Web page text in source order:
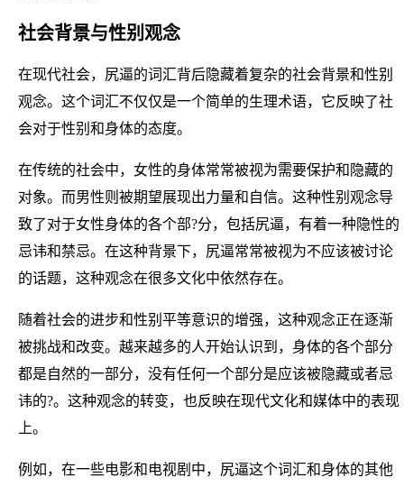
社会背景与性别观念
在现代社会，尻逼的词汇背后隐藏着复杂的社会背景和性别
观念。这个词汇不仅仅是一个简单的生理术语，它反映了社
会对于性别和身体的态度。
在传统的社会中，女性的身体常常被视为需要保护和隐藏的
对象。而男性则被期望展现出力量和自信。这种性别观念导
致了对于女性身体的各个部?分，包括尻逼，有着一种隐性的
忌讳和禁忌。在这种背景下，尻逼常常被视为不应该被讨论
的话题，这种观念在很多文化中依然存在。
随着社会的进步和性别平等意识的增强，这种观念正在逐渐
被挑战和改变。越来越多的人开始认识到，身体的各个部分
都是自然的一部分，没有任何一个部分是应该被隐藏或者忌
讳的?。这种观念的转变，也反映在现代文化和媒体中的表现
上。
例如，在一些电影和电视剧中，尻逼这个词汇和身体的其他